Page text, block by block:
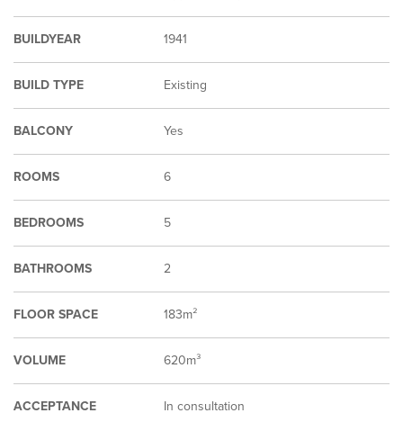
BUILDYEAR 1941
BUILD TYPE Existing
BALCONY Yes
ROOMS 6
BEDROOMS 5
BATHROOMS 2
FLOOR SPACE 183m²
VOLUME 620m³
ACCEPTANCE In consultation